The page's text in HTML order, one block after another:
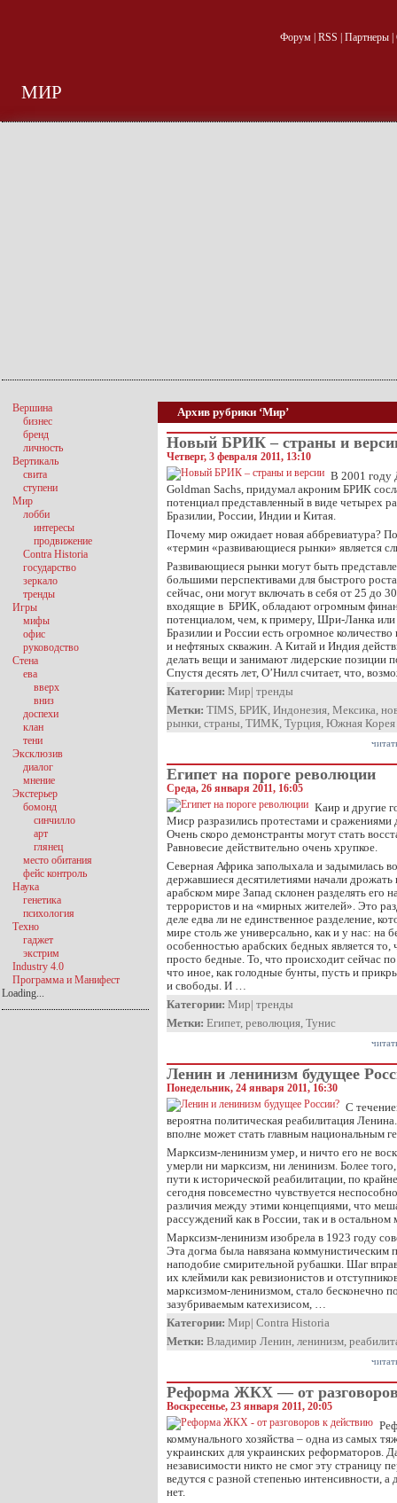
Форум| RSS Партнеры|
МИР
Архив рубрики ‘Мир’
Новый БРИК – страны и
Четверг, 3 февраля 2011, 13:10
В 2001 году
Goldman Sachs, придумал акроним БРИК
потенциал представленный в виде четырех
Бразилии, России, Индии и Китая.
Почему мир ожидает новая аббревиатура?
«термин «развивающиеся рынки» является
Развивающиеся рынки могут быть
большими перспективами для быстрого
сейчас, они могут включать в себя от 25 до
входящие в БРИК, обладают огромным
потенциалом, чем, к примеру, Шри-Ланка
Бразилии и России есть огромное
и нефтяных скважин. А Китай и Индия
делать вещи и занимают лидерские позиции
Спустя десять лет, О’Нилл считает, что,
Категории: Мир| тренды
Метки: TIMS, БРИК, Индонезия, Мексика,
рынки, страны, ТИМК, Турция, Южная Корея
Египет на пороге революции
Среда, 26 января 2011, 16:05
Каир и другие
Миср разразились протестами и сражениями
Очень скоро демонстранты могут стать
Равновесие действительно очень хрупкое.
Северная Африка заполыхала и задымилась
державшиеся десятилетиями начали дрожать
арабском мире Запад склонен разделять его
террористов и на «мирных жителей». Это
деле едва ли не единственное разделение,
мире столь же универсально, как и у нас: на
особенностью арабских бедных является то,
просто бедные. То, что происходит сейчас
что иное, как голодные бунты, пусть и
и свободы. И …
Категории: Мир| тренды
Метки: Египет, революция, Тунис
Ленин и ленинизм будущее
Понедельник, 24 января 2011, 16:30
С
вероятна политическая реабилитация
вполне может стать главным национальным
Марксизм-ленинизм умер, и ничто его не
умерли ни марксизм, ни ленинизм. Более
пути к исторической реабилитации, по
сегодня повсеместно чувствуется
различия между этими концепциями, что
рассуждений как в России, так и в остальном
Марксизм-ленинизм изобрела в 1923 году
Эта догма была навязана коммунистическим
наподобие смирительной рубашки. Шаг
их клеймили как ревизионистов и
марксизмом-ленинизмом, стало бесконечно
зазубриваемым катехизисом, …
Категории: Мир| Contra Historia
Метки: Владимир Ленин, ленинизм,
Реформа ЖКХ — от
Воскресенье, 23 января 2011, 20:05
коммунального хозяйства – одна из самых
украинских для украинских реформаторов.
независимости никто не смог эту страницу
ведутся с разной степенью интенсивности, а
нет.
Вершина
бизнес
бренд
личность
Вертикаль
свита
ступени
Мир
лобби
интересы
продвижение
Contra Historia
государство
зеркало
тренды
Игры
мифы
офис
руководство
Стена
ева
вверх
вниз
доспехи
клан
тени
Эксклюзив
диалог
мнение
Экстерьер
бомонд
синчилло
арт
глянец
место обитания
фейс контроль
Наука
генетика
психология
Техно
гаджет
экстрим
Industry 4.0
Программа и Манифест
Loading...